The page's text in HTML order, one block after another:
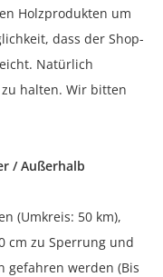
Holzprodukten um
dass der Shop-
Natürlich
halten. Wir bitten
/ Außerhalb
(Umkreis: 50 km),
cm zu Sperrung und
gefahren werden (Bis